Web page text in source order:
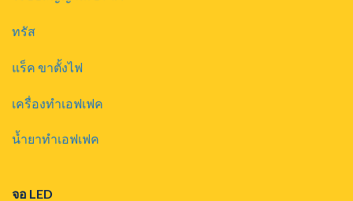
ทรัส
แร็ค ขาตั้งไฟ
เครื่องทำเอฟเฟค
น้ำยาทำเอฟเฟค
จอ LED